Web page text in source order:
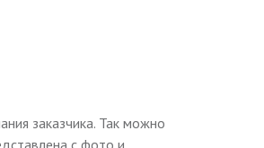
заказчика. Так можно
с фото и